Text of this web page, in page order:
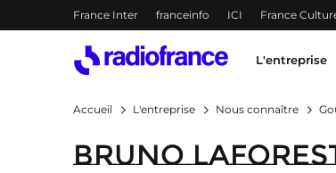
Accès direct :
Menu principal
France Inter franceinfo ICI France
Menu
L'entreprise
Accueil L'entreprise Nous connaître
Bruno